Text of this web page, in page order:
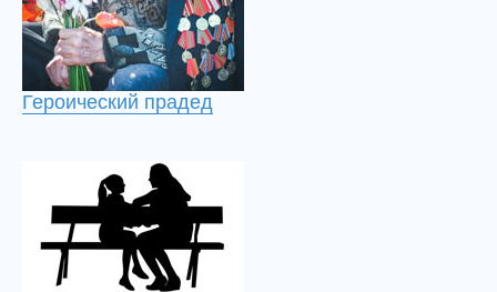
Героический прадед